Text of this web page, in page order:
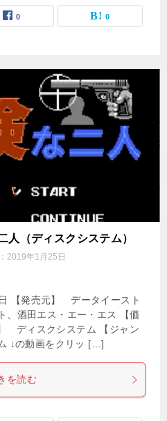
0 0
人（ディスクシステム）
2019年1月25日
【発売元】 データイースト
、酒田エス・エー・エス 【価
ディスクシステム 【ジャン
↓の動画をクリッ […]
を読む